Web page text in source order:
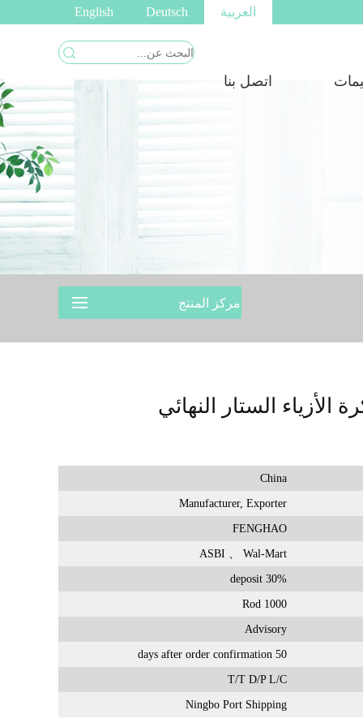
English Deutsch العربية
اتصل بنا
مركز المنتج
الأزياء الستار النهائي
China
Manufacturer, Exporter
FENGHAO
ASBI 、 Wal-Mart
30% deposit
1000 Rod
Advisory
50 days after order confirmation
T/T D/P L/C
Ningbo Port Shipping